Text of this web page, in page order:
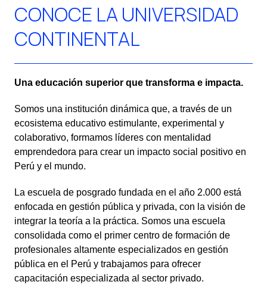
CONOCE LA UNIVERSIDAD
CONTINENTAL
Una educación superior que transforma e impacta.
Somos una institución dinámica que, a través de un
ecosistema educativo estimulante, experimental y
colaborativo, formamos líderes con mentalidad
emprendedora para crear un impacto social positivo en
Perú y el mundo.
La escuela de posgrado fundada en el año 2.000 está
enfocada en gestión pública y privada, con la visión de
integrar la teoría a la práctica. Somos una escuela
consolidada como el primer centro de formación de
profesionales altamente especializados en gestión
pública en el Perú y trabajamos para ofrecer
capacitación especializada al sector privado.